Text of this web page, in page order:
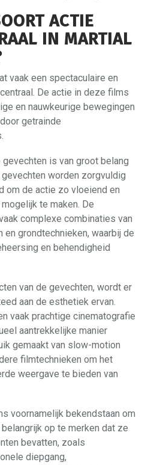
ACTIE
IN MARTIAL
vaak een spectaculaire en
De actie in deze films
en nauwkeurige bewegingen
getrainde
is van groot belang
worden zorgvuldig
om de actie zo vloeiend en
te maken. De
complexe combinaties van
en grondtechnieken, waarbij de
en behendigheid
van de gevechten, wordt er
aan de esthetiek ervan.
vaak prachtige cinematografie
aantrekkelijke manier
gemaakt van slow-motion
filmtechnieken om het
weergave te bieden van
voornamelijk bekendstaan om
op te merken dat ze
bevatten, zoals
diepgang,